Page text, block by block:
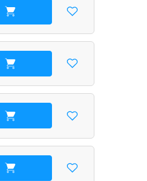
В корзину
В корзину
В корзину
В корзину